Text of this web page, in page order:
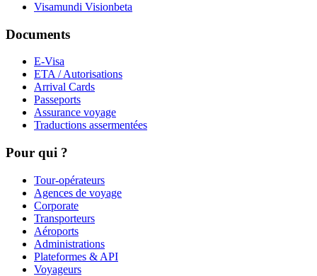
Visamundi Visionbeta
Documents
E-Visa
ETA / Autorisations
Arrival Cards
Passeports
Assurance voyage
Traductions assermentées
Pour qui ?
Tour-opérateurs
Agences de voyage
Corporate
Transporteurs
Aéroports
Administrations
Plateformes & API
Voyageurs